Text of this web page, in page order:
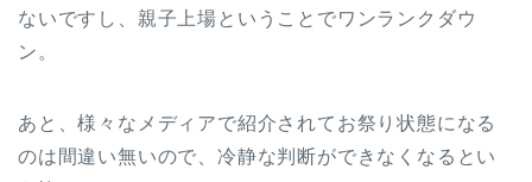
ないですし、親子上場ということでワンランクダウ
ン。
あと、様々なメディアで紹介されてお祭り状態になる
のは間違い無いので、冷静な判断ができなくなるとい